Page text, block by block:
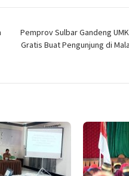
Pemprov Sulbar Gandeng
Gratis Buat Pengunjung di